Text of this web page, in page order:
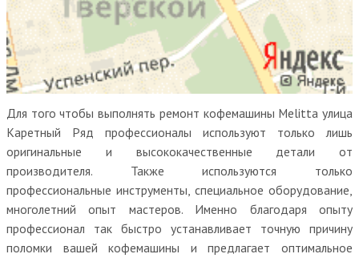
Для того чтобы выполнять ремонт кофемашины Melitta улица
Каретный Ряд профессионалы используют только лишь
оригинальные и высококачественные детали от
производителя. Также используются только
профессиональные инструменты, специальное оборудование,
многолетний опыт мастеров. Именно благодаря опыту
профессионал так быстро устанавливает точную причину
поломки вашей кофемашины и предлагает оптимальное